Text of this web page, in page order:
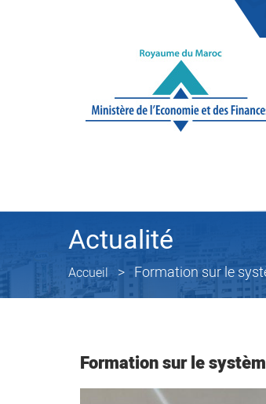
Actualité
Accueil Formation sur le
Formation sur le